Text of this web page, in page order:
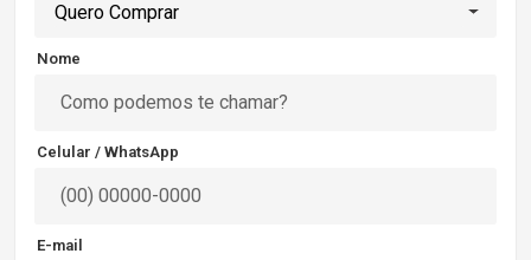
Quero Comprar
Nome
Celular / WhatsApp
E-mail